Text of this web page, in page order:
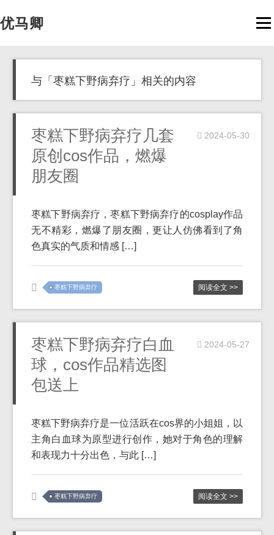
优马卿
与「枣糕下野病弃疗」相关的内容
枣糕下野病弃疗几套
原创cos作品，燃爆
朋友圈
2024-05-30
枣糕下野病弃疗，枣糕下野病弃疗的cosplay作品
无不精彩，燃爆了朋友圈，更让人仿佛看到了角
色真实的气质和情感 […]
枣糕下野病弃疗 阅读全文 >>
枣糕下野病弃疗白血
球，cos作品精选图
包送上
2024-05-27
枣糕下野病弃疗是一位活跃在cos界的小姐姐，以
主角白血球为原型进行创作，她对于角色的理解
和表现力十分出色，与此 […]
枣糕下野病弃疗 阅读全文 >>